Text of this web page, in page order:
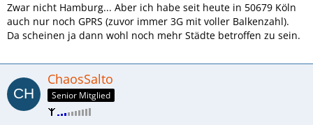
Zwar nicht Hamburg... Aber ich habe seit heute in 50679 Köln
auch nur noch GPRS (zuvor immer 3G mit voller Balkenzahl).
Da scheinen ja dann wohl noch mehr Städte betroffen zu sein.
ChaosSalto
Senior Mitglied